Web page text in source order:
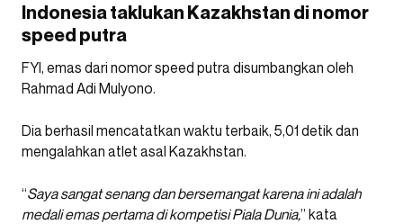
Indonesia taklukan Kazakhstan di nomor
speed putra
FYI, emas dari nomor speed putra disumbangkan oleh
Rahmad Adi Mulyono.
Dia berhasil mencatatkan waktu terbaik, 5,01 detik dan
mengalahkan atlet asal Kazakhstan.
“Saya sangat senang dan bersemangat karena ini adalah
medali emas pertama di kompetisi Piala Dunia,” kata